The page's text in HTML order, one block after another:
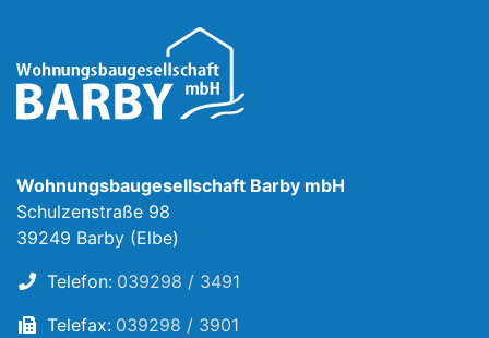
Wohnungsbaugesellschaft Barby mbH
Schulzenstraße 98
39249 Barby (Elbe)
Telefon: 039298 / 3491
Telefax: 039298 / 3901